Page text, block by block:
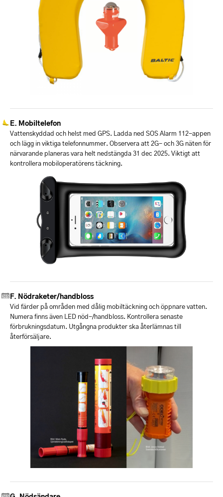
Mobiltelefon
Vattenskyddad och helst med GPS. Ladda ned SOS Alarm 112-appen
och lägg in viktiga telefonnummer. Observera att 2G- och 3G näten för
närvarande planeras vara helt nedstängda 31 dec 2025. Viktigt att
kontrollera mobiloperatörens täckning.
Nödraketer/handbloss
Vid färder på områden med dålig mobiltäckning och öppnare vatten.
Numera finns även LED nöd-/handbloss. Kontrollera senaste
förbrukningsdatum. Utgångna produkter ska återlämnas till
återförsäljare.